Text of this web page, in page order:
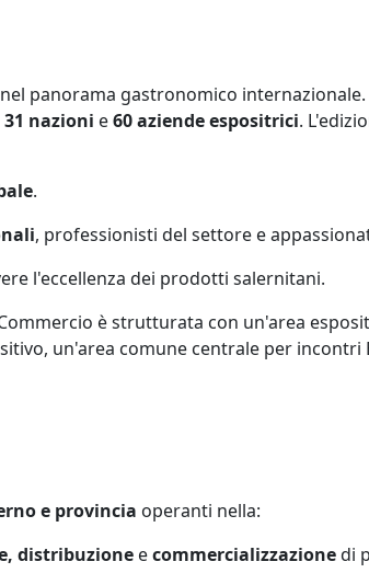
panorama gastronomico internazionale.
nazioni e60 aziende espositrici.
.
, professionisti del settore e
l'eccellenza dei prodotti salernitani.
è strutturata con un'area
un'area comune centrale per incontri
e provincia operanti nella:
distribuzione ecommercializzazionedi